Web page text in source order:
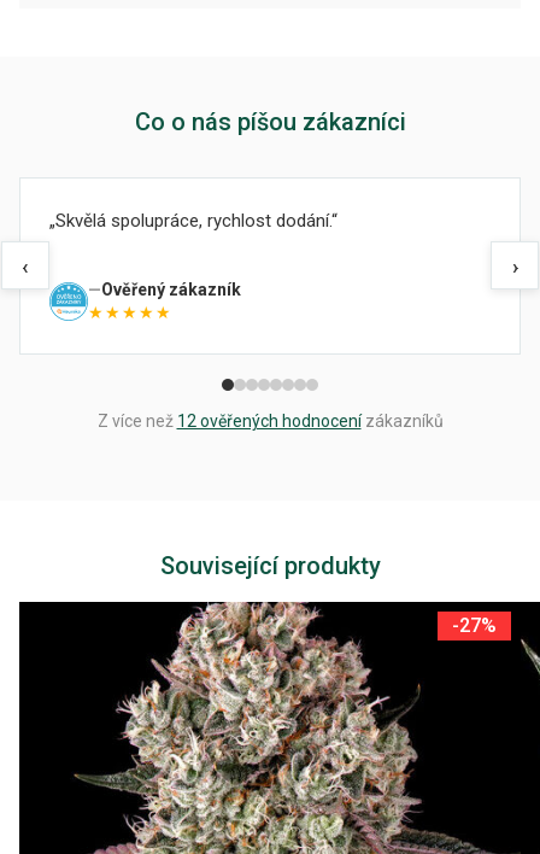
Co o nás píšou zákazníci
‹
Skvělá spolupráce, rychlost dodání.
Ověřený zákazník
★★★★★
›
Z více než 12 ověřených hodnocenízákazníků
Související produkty
-27%